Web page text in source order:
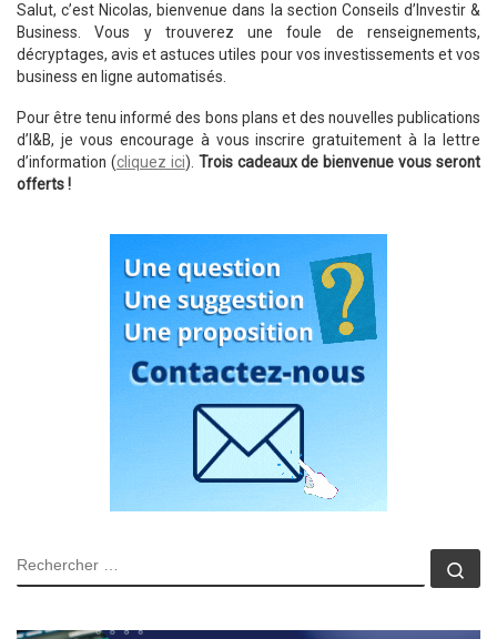
Salut, c’est Nicolas, bienvenue dans la section Conseils d’Investir &
Business. Vous y trouverez une foule de renseignements,
décryptages, avis et astuces utiles pour vos investissements et vos
business en ligne automatisés.
Pour être tenu informé des bons plans et des nouvelles publications
d’I&B, je vous encourage à vous inscrire gratuitement à la lettre
d’information (cliquez ici). Trois cadeaux de bienvenue vous seront
offerts !
RECHERCHER